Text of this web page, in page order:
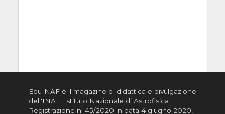
EduINAF è il magazine di didattica e divulgazione
dell'INAF, Istituto Nazionale di Astrofisica
Registrazione n. 45/2020 in data 4 giugno 2020,